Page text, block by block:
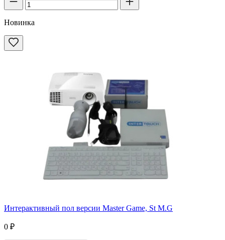
Новинка
Интерактивный пол версии Master Game, St M.G
0 ₽